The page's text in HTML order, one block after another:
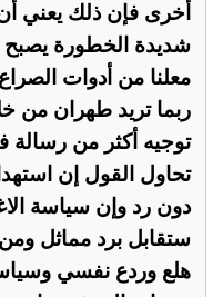
أخرى فإن ذلك يعني
شديدة الخطورة يصبح
معلنا من أدوات
ربما تريد طهران من
توجيه أكثر من
تحاول القول إن
دون رد وإن سياسة
ستقابل برد مماثل
هلع وردع نفسي